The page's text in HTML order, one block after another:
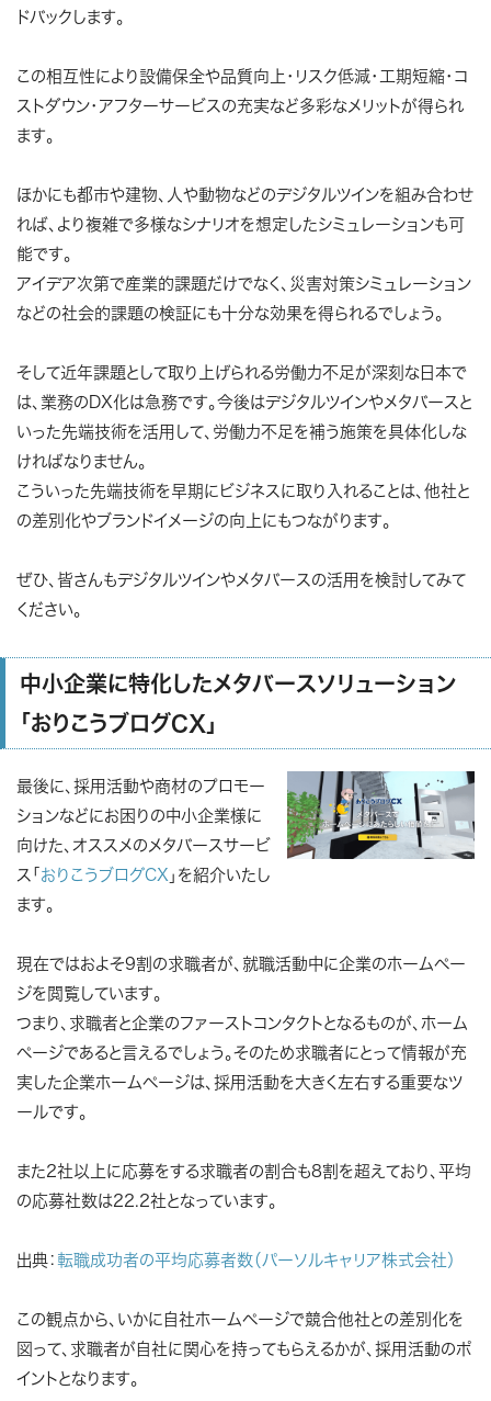
ドバックします。
この相互性により設備保全や品質向上・リスク低減・工期短縮・コ
ストダウン・アフターサービスの充実など多彩なメリットが得られ
ます。
ほかにも都市や建物、人や動物などのデジタルツインを組み合わせ
れば、より複雑で多様なシナリオを想定したシミュレーションも可
能です。
アイデア次第で産業的課題だけでなく、災害対策シミュレーション
などの社会的課題の検証にも十分な効果を得られるでしょう。
そして近年課題として取り上げられる労働力不足が深刻な日本で
は、業務のDX化は急務です。今後はデジタルツインやメタバースと
いった先端技術を活用して、労働力不足を補う施策を具体化しな
ければなりません。
こういった先端技術を早期にビジネスに取り入れることは、他社と
の差別化やブランドイメージの向上にもつながります。
ぜひ、皆さんもデジタルツインやメタバースの活用を検討してみて
ください。
中小企業に特化したメタバースソリューション
「おりこうブログCX」
最後に、採用活動や商材のプロモー
ションなどにお困りの中小企業様に
向けた、オススメのメタバースサービ
ス「 おりこうブログCX 」を紹介いたし
ます。
現在ではおよそ9割の求職者が、就職活動中に企業のホームペー
ジを閲覧 しています。
つまり、求職者と企業のファーストコンタクトとなるものが、ホーム
ページであると言えるでしょう。そのため求職者にとって情報が充
実した企業ホームページは、採用活動を大きく左右する重要なツ
ールです。
また2社以上に応募をする求職者の割合も8割を超えており、平均
の応募社数は22.2社となっています。
出典： 転職成功者の平均応募者数（パーソルキャリア株式会社）
この観点から、いかに 自社ホームページで競合他社との差別化を
図って、求職者が自社に関心を持ってもらえるかが、採用活動のポ
イントとなります。